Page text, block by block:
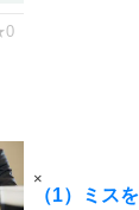
×
（1）ミス